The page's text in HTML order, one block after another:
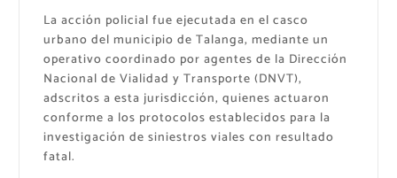
La acción policial fue ejecutada en el casco
urbano del municipio de Talanga, mediante un
operativo coordinado por agentes de la Dirección
Nacional de Vialidad y Transporte (DNVT),
adscritos a esta jurisdicción, quienes actuaron
conforme a los protocolos establecidos para la
investigación de siniestros viales con resultado
fatal.